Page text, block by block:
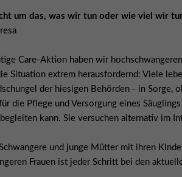
um das, was wir tun oder wie viel wir
Care-Aktion haben wir
Situation extrem herausfordernd: Viele
der hiesigen Behörden - in Sorge,
die Pflege und Versorgung eines
kann. Sie versuchen alternativ im
und junge Mütter mit ihren
Frauen ist jeder Schritt bei den